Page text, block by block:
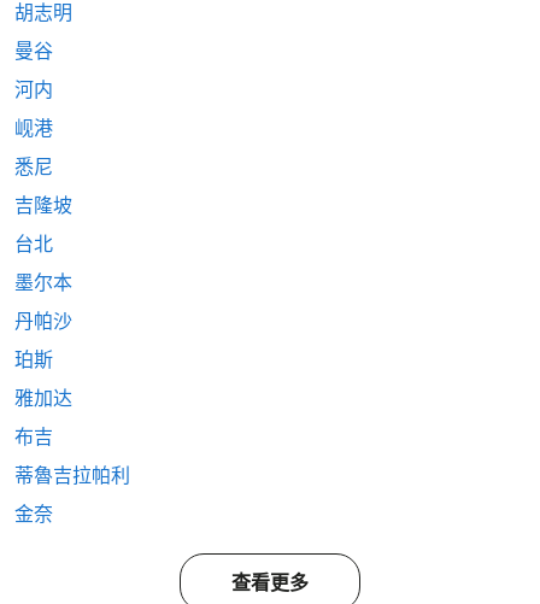
胡志明
曼谷
河内
岘港
悉尼
吉隆坡
台北
墨尔本
丹帕沙
珀斯
雅加达
布吉
蒂魯吉拉帕利
金奈
查看更多